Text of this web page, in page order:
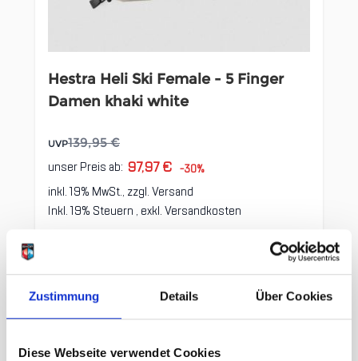
Zustimmung Details Über Cookies
Diese Webseite verwendet Cookies
Hestra Heli Ski Female - 5 Finger
Damen khaki white
UVP139,95 €
unser Preis ab: 97,97 € -30%
inkl. 19% MwSt., zzgl.Versand
Inkl. 19% Steuern , exkl.Versandkosten